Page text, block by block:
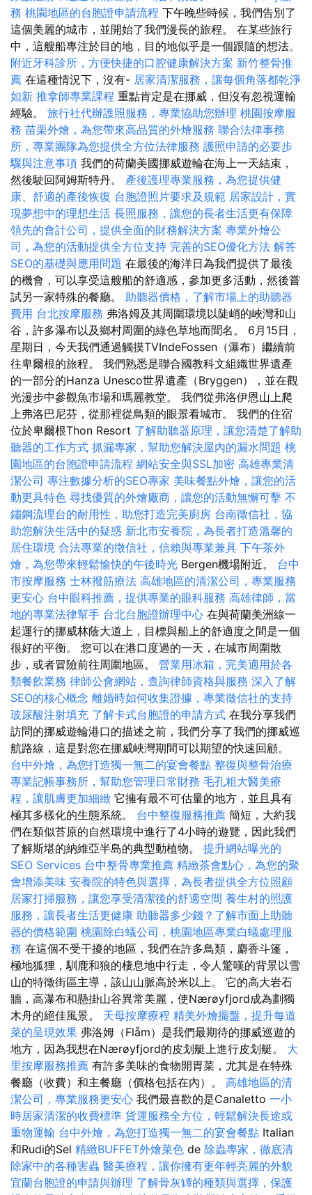
務 桃園地區的台胞證申請流程 下午晚些時候，我們告別了
這個美麗的城市，並開始了我們漫長的旅程。 在某些旅行
中，這艘船專注於目的地，目的地似乎是一個跟隨的想法。
附近牙科診所，方便快捷的口腔健康解決方案 新竹整骨推
薦 在這種情況下，沒有- 居家清潔服務，讓每個角落都乾淨
如新 推拿師專業課程 重點肯定是在挪威，但沒有忽視運輸
經驗。 旅行社代辦護照服務，專業協助您辦理 桃園按摩服
務 苗栗外燴，為您帶來高品質的外燴服務 聯合法律事務
所，專業團隊為您提供全方位法律服務 護照申請的必要步
驟與注意事項 我們的荷蘭美國挪威遊輪在海上一天結束，
然後駛回阿姆斯特丹。 產後護理專業服務，為您提供健
康、舒適的產後恢復 台胞證照片要求及規範 居家設計，實
現夢想中的理想生活 長照服務，讓您的長者生活更有保障
領先的會計公司，提供全面的財務解決方案 專業外燴公
司，為您的活動提供全方位支持 完善的SEO優化方法 解答
SEO的基礎與應用問題 在最後的海洋日為我們提供了最後
的機會，可以享受這艘船的舒適感，參加更多活動，然後嘗
試另一家特殊的餐廳。 助聽器價格，了解市場上的助聽器
費用 台北按摩服務 弗洛姆及其周圍環境以陡峭的峽灣和山
谷，許多瀑布以及鄉村周圍的綠色草地而聞名。 6月15日，
星期日，今天我們通過觸摸TVIndeFossen（瀑布）繼續前
往卑爾根的旅程。 我們熟悉是聯合國教科文組織世界遺產
的一部分的Hanza Unesco世界遺產（Bryggen），並在觀
光漫步中參觀魚市場和瑪麗教堂。 我們從弗洛伊恩山上爬
上弗洛巴尼芬，從那裡從鳥類的眼景看城市。 我們的住宿
位於卑爾根Thon Resort 了解助聽器原理，讓您清楚了解助
聽器的工作方式 抓漏專家，幫助您解決屋內的漏水問題 桃
園地區的台胞證申請流程 網站安全與SSL加密 高雄專業清
潔公司 專注數據分析的SEO專家 美味餐點外燴，讓您的活
動更具特色 尋找優質的外燴廠商，讓您的活動無懈可擊 不
鏽鋼流理台的耐用性，助您打造完美廚房 台南徵信社，協
助您解決生活中的疑惑 新北市安養院，為長者打造溫馨的
居住環境 合法專業的徵信社，信賴與專業兼具 下午茶外
燴，為您帶來輕鬆愉快的午後時光 Bergen機場附近。 台中
市按摩服務 士林撥筋療法 高雄地區的清潔公司，專業服務
更安心 台中眼科推薦，提供專業的眼科服務 高雄律師，當
地的專業法律幫手 台北台胞證辦理中心 在與荷蘭美洲線一
起運行的挪威林蔭大道上，目標與船上的舒適度之間是一個
很好的平衡。 您可以在港口度過的一天，在城市周圍散
步，或者冒險前往周圍地區。 營業用冰箱，完美適用於各
類餐飲業務 律師公會網站，查詢律師資格與服務 深入了解
SEO的核心概念 離婚時如何收集證據，專業徵信社的支持
玻尿酸注射填充 了解卡式台胞證的申請方式 在我分享我們
訪問的挪威遊輪港口的描述之前，我們分享了我們的挪威巡
航路線，這是對您在挪威峽灣期間可以期望的快速回顧。
台中外燴，為您打造獨一無二的宴會餐點 整復與整骨治療
專業記帳事務所，幫助您管理日常財務 毛孔粗大醫美療
程，讓肌膚更加細緻 它擁有最不可估量的地方，並且具有
極其多樣化的生態系統。 台中整復服務推薦 簡短，大約我
們在類似苔原的自然環境中進行了4小時的遊覽，因此我們
了解斯堪的納維亞半島的典型動植物。 提升網站曝光的
SEO Services 台中整骨專業推薦 精緻茶會點心，為您的聚
會增添美味 安養院的特色與選擇，為長者提供全方位照顧
居家打掃服務，讓您享受清潔後的舒適空間 養生村的照護
服務，讓長者生活更健康 助聽器多少錢？了解市面上助聽
器的價格範圍 桃園除白蟻公司，桃園地區專業白蟻處理服
務 在這個不受干擾的地區，我們在許多鳥類，麝香斗篷，
極地狐狸，馴鹿和狼的棲息地中行走，令人驚嘆的背景以雪
山的特徵街區主導，該山山脈高於米以上。 它的高大岩石
牆，高瀑布和懸掛山谷異常美麗，使Nærøyfjord成為劃獨
木舟的絕佳風景。 天母按摩療程 精美外燴擺盤，提升每道
菜的呈現效果 弗洛姆（Flåm）是我們最期待的挪威巡遊的
地方，因為我想在Nærøyfjord的皮划艇上進行皮划艇。 大
里按摩服務推薦 有許多美味的食物開胃菜，尤其是在特殊
餐廳（收費）和主餐廳（價格包括在內）。 高雄地區的清
潔公司，專業服務更安心 我們最喜歡的是Canaletto 一小
時居家清潔的收費標準 貨運服務全方位，輕鬆解決長途或
重物運輸 台中外燴，為您打造獨一無二的宴會餐點 Italian
和Rudi的Sel 精緻BUFFET外燴菜色 de 除蟲專家，徹底清
除家中的各種害蟲 醫美療程，讓你擁有更年輕亮麗的外貌
宜蘭台胞證的申請與辦理 了解骨灰罈的種類與選擇，保護